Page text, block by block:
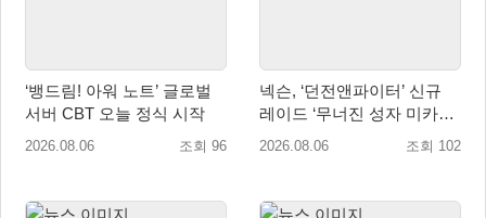
‘뱅드림! 아워 노트’ 글로벌
서버 CBT 오늘 정식 시작
2026.08.06 조회 96
넥슨, ‘던전앤파이터’ 신규
레이드 ‘무너진 성자 미카엘
라’ 업데이트!
2026.08.06 조회 102